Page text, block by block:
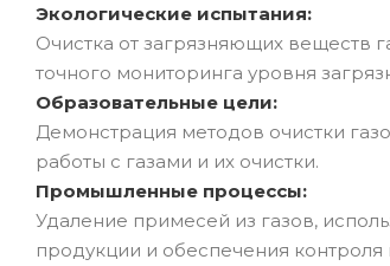
Экологические испытания:
Очистка от загрязняющих веществ
точного мониторинга уровня
Образовательные цели:
Демонстрация методов очистки
работы с газами и их очистки.
Промышленные процессы:
Удаление примесей из газов,
продукции и обеспечения контроля